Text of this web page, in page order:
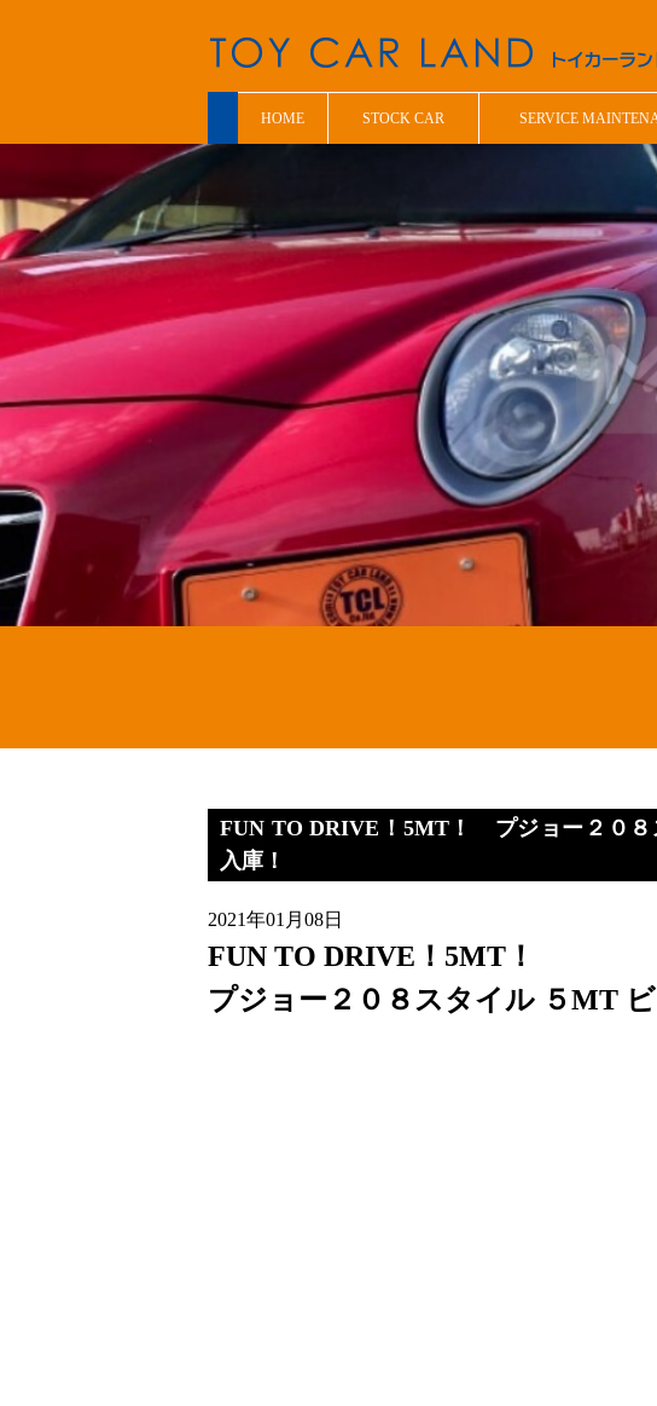
HOME STOCK CAR SERVICE
FUN TO DRIVE！5MT！ プジョー２０８
入庫！
2021年01月08日
FUN TO DRIVE！5MT！
プジョー２０８スタイル ５MT